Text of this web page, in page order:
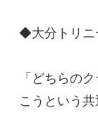
◆大分トリ
「どちらの
こうという